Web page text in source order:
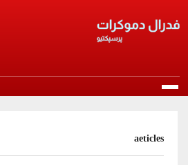
aeticles